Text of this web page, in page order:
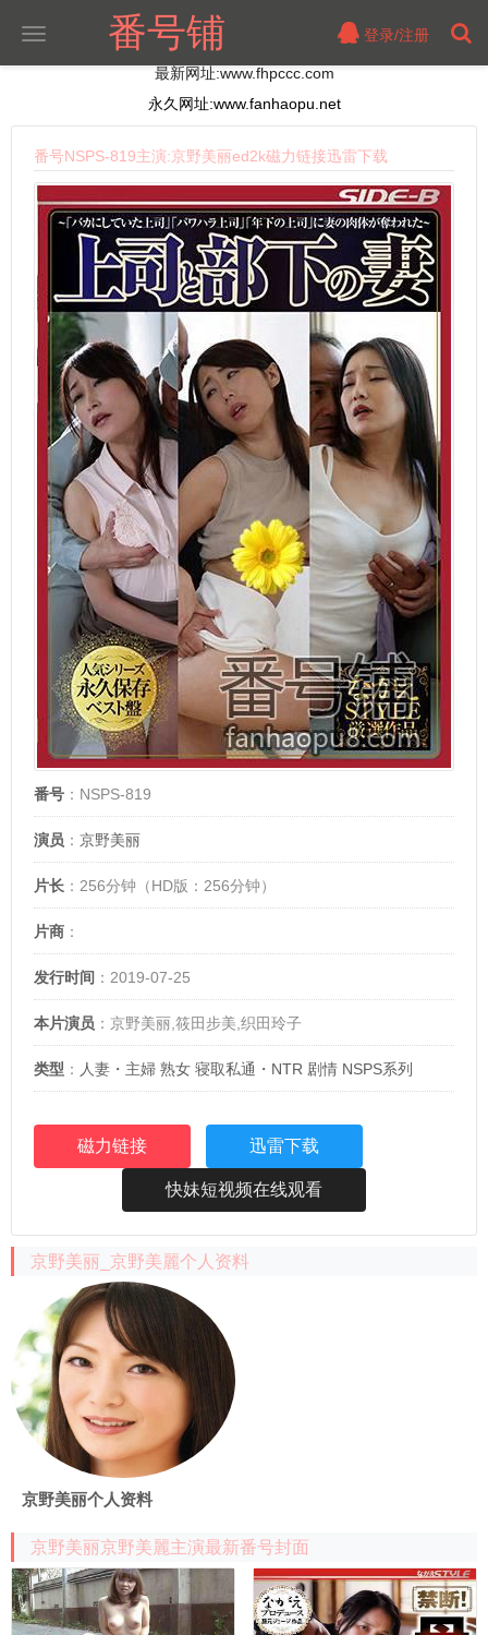
番号铺
切
登录/注册
最新网址:www.fhpccc.com
永久网址:www.fanhaopu.net
番号NSPS-819主演:京野美丽ed2k磁力链接迅雷下载
番号 ：NSPS-819
演员 ： 京野美丽
片长 ：256分钟（HD版：256分钟）
片商 ：
发行时间 ：2019-07-25
本片演员 ：京野美丽,筱田步美,织田玲子
类型 ： 人妻・主婦 熟女 寝取私通・NTR 剧情 NSPS系列
磁力链接 迅雷下载
快妹短视频在线观看
京野美丽_京野美麗个人资料
京野美丽个人资料
京野美丽京野美麗主演最新番号封面